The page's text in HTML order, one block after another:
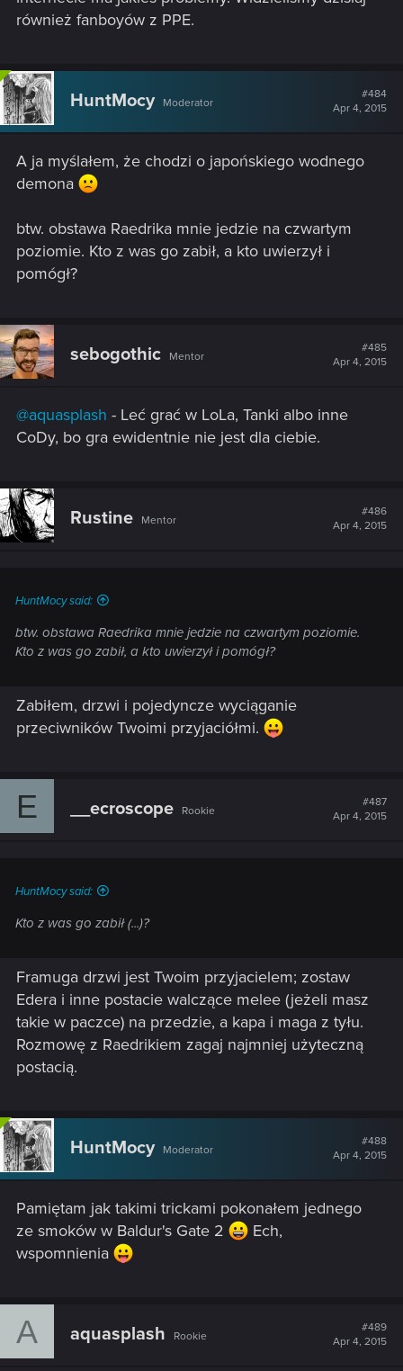
również fanboyów z PPE.
HuntMocy Moderator
#484
Apr 4, 2015
A ja myślałem, że chodzi o japońskiego wodnego
demona
btw. obstawa Raedrika mnie jedzie na czwartym
poziomie. Kto z was go zabił, a kto uwierzył i
pomógł?
sebogothic Mentor
#485
Apr 4, 2015
@aquasplash - Leć grać w LoLa, Tanki albo inne
CoDy, bo gra ewidentnie nie jest dla ciebie.
Rustine Mentor
#486
Apr 4, 2015
HuntMocy said:
btw. obstawa Raedrika mnie jedzie na czwartym poziomie.
Kto z was go zabił, a kto uwierzył i pomógł?
Zabiłem, drzwi i pojedyncze wyciąganie
przeciwników Twoimi przyjaciółmi.
E __ecroscope Rookie
#487
Apr 4, 2015
HuntMocy said:
Kto z was go zabił (...)?
Framuga drzwi jest Twoim przyjacielem; zostaw
Edera i inne postacie walczące melee (jeżeli masz
takie w paczce) na przedzie, a kapa i maga z tyłu.
Rozmowę z Raedrikiem zagaj najmniej użyteczną
postacią.
HuntMocy Moderator
#488
Apr 4, 2015
Pamiętam jak takimi trickami pokonałem jednego
ze smoków w Baldur's Gate 2
Ech,
wspomnienia
A aquasplash Rookie
#489
Apr 4, 2015